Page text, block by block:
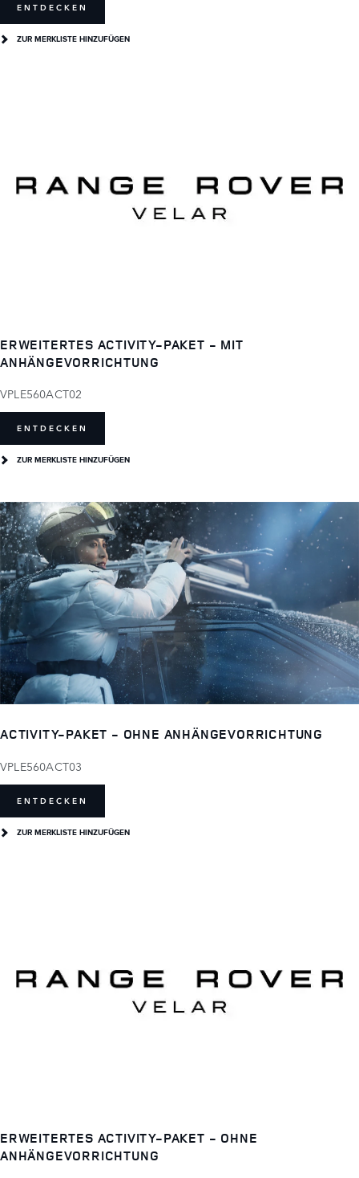
ENTDECKEN
ZUR MERKLISTE HINZUFÜGEN
ERWEITERTES ACTIVITY-PAKET - MIT
ANHÄNGEVORRICHTUNG
VPLE560ACT02
ENTDECKEN
ZUR MERKLISTE HINZUFÜGEN
ACTIVITY-PAKET - OHNE ANHÄNGEVORRICHTUNG
VPLE560ACT03
ENTDECKEN
ZUR MERKLISTE HINZUFÜGEN
ERWEITERTES ACTIVITY-PAKET - OHNE
ANHÄNGEVORRICHTUNG